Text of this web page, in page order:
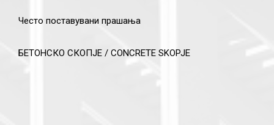
Често поставувани прашања
БЕТОНСКО СКОПЈЕ / CONCRETE SKOPJE